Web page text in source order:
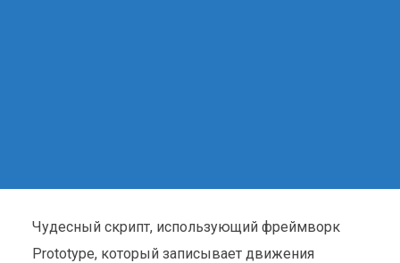
Чудесный скрипт, использующий фреймворк
Prototype, который записывает движения